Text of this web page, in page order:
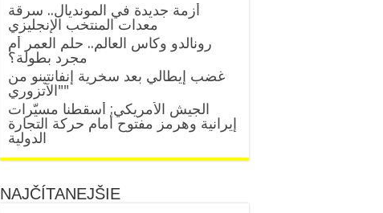
أزمة جديدة في المونديال.. سرقة
معدات المنتخب الإنجليزي
رونالدو وكأس العالم.. حلم العمر أم
مجرد بطولة؟
غضب إيطالي بعد سخرية إنفانتينو من
"الآتزوري"
الجيش الأمريكي: أسقطنا مسيّرات
إيرانية وهرمز مفتوح أمام حركة التجارة
الدولية
NAJČÍTANEJŠIE